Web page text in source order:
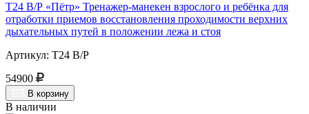
Т24 В/Р «Пётр» Тренажер-манекен взрослого и ребёнка для
отработки приемов восстановления проходимости верхних
дыхательных путей в положении лежа и стоя
Артикул: Т24 В/Р
54900
В корзину
В наличии